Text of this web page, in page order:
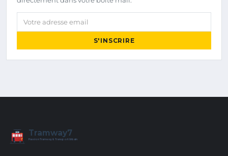
Votre adresse email
S'INSCRIRE
7
Tramway7
Passion Tramway & Transport Urbain